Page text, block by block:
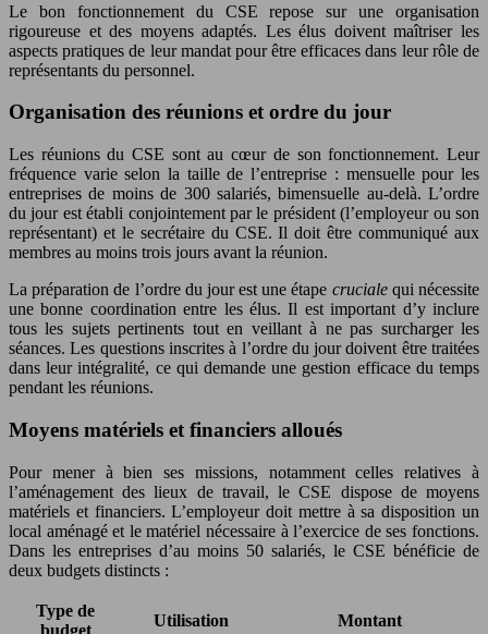
Le bon fonctionnement du CSE repose sur une organisation
rigoureuse et des moyens adaptés. Les élus doivent maîtriser les
aspects pratiques de leur mandat pour être efficaces dans leur rôle de
représentants du personnel.
Organisation des réunions et ordre du jour
Les réunions du CSE sont au cœur de son fonctionnement. Leur
fréquence varie selon la taille de l’entreprise : mensuelle pour les
entreprises de moins de 300 salariés, bimensuelle au-delà. L’ordre
du jour est établi conjointement par le président (l’employeur ou son
représentant) et le secrétaire du CSE. Il doit être communiqué aux
membres au moins trois jours avant la réunion.
La préparation de l’ordre du jour est une étape crucialequi nécessite
une bonne coordination entre les élus. Il est important d’y inclure
tous les sujets pertinents tout en veillant à ne pas surcharger les
séances. Les questions inscrites à l’ordre du jour doivent être traitées
dans leur intégralité, ce qui demande une gestion efficace du temps
pendant les réunions.
Moyens matériels et financiers alloués
Pour mener à bien ses missions, notamment celles relatives à
l’aménagement des lieux de travail, le CSE dispose de moyens
matériels et financiers. L’employeur doit mettre à sa disposition un
local aménagé et le matériel nécessaire à l’exercice de ses fonctions.
Dans les entreprises d’au moins 50 salariés, le CSE bénéficie de
deux budgets distincts :
Type de
budget
Utilisation Montant